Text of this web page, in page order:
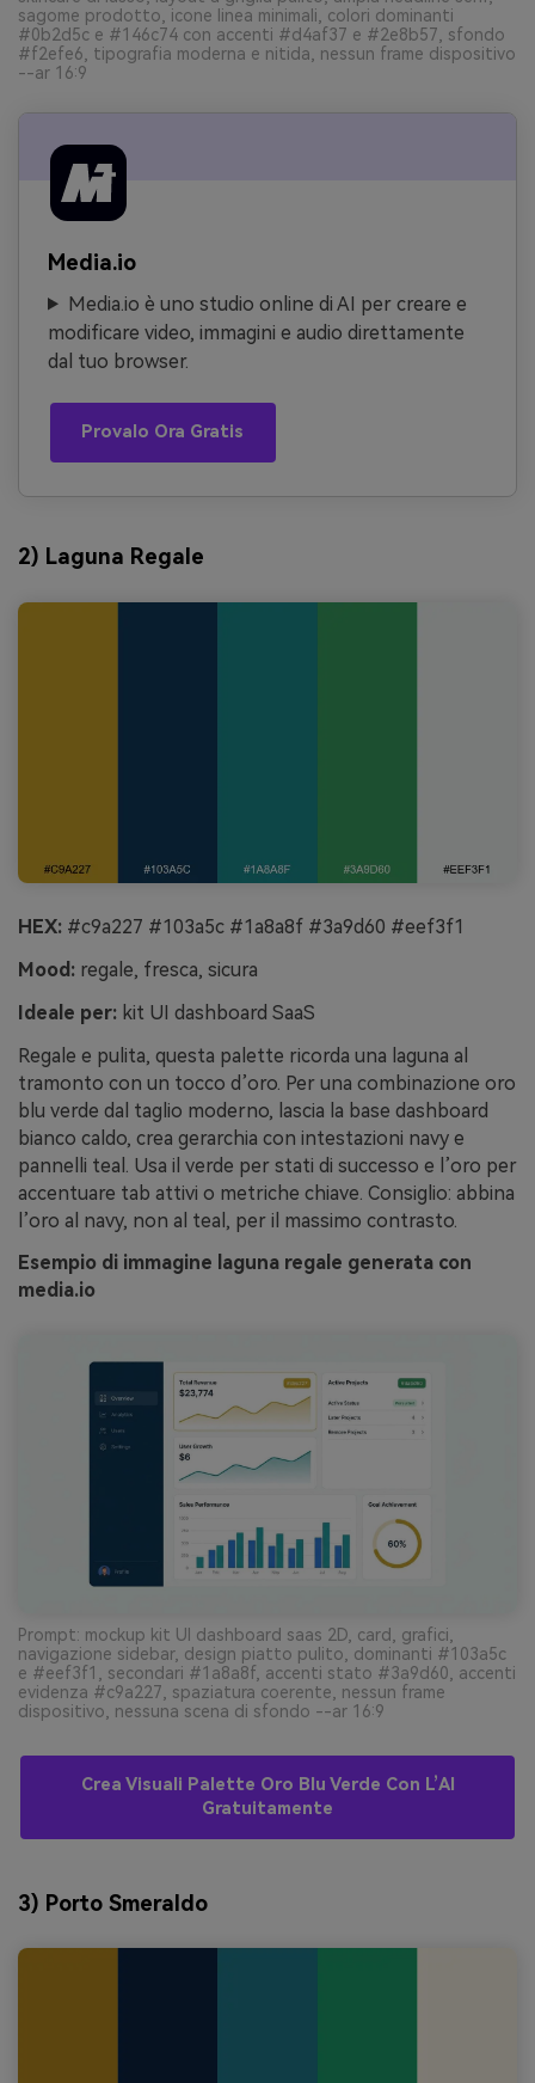
sagome prodotto, icone linea minimali, colori dominanti
#0b2d5c e #146c74 con accenti #d4af37 e #2e8b57, sfondo
#f2efe6, tipografia moderna e nitida, nessun frame dispositivo
--ar 16:9
Media.io
Media.io è uno studio online di AI per creare e
modificare video, immagini e audio direttamente
dal tuo browser.
Provalo Ora Gratis
2) Laguna Regale
HEX: #c9a227 #103a5c #1a8a8f #3a9d60 #eef3f1
Mood: regale, fresca, sicura
Ideale per: kit UI dashboard SaaS
Regale e pulita, questa palette ricorda una laguna al
tramonto con un tocco d’oro. Per una combinazione oro
blu verde dal taglio moderno, lascia la base dashboard
bianco caldo, crea gerarchia con intestazioni navy e
pannelli teal. Usa il verde per stati di successo e l’oro per
accentuare tab attivi o metriche chiave. Consiglio: abbina
l’oro al navy, non al teal, per il massimo contrasto.
Esempio di immagine laguna regale generata con
media.io
Prompt: mockup kit UI dashboard saas 2D, card, grafici,
navigazione sidebar, design piatto pulito, dominanti #103a5c
e #eef3f1, secondari #1a8a8f, accenti stato #3a9d60, accenti
evidenza #c9a227, spaziatura coerente, nessun frame
dispositivo, nessuna scena di sfondo --ar 16:9
Crea Visuali Palette Oro Blu Verde Con L’AI
Gratuitamente
3) Porto Smeraldo